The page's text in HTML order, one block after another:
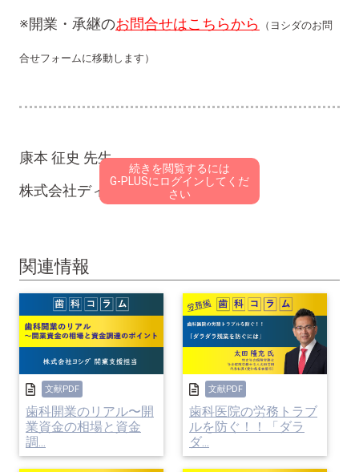
※開業・承継のお問合せはこちらから （ヨシダのお問
合せフォームに移動します）
康本 征史 先生
株式会社ディーアソシエイツ 顧問
第8回 小児歯科への取り組み方
昨年生まれた子供の数が80万人を下回ったことも
あり、政府は国を上げて少子化対策に乗り出しま
した。
社会保障においても、高齢者へ財源が多く割か
れ、子供に対する配分が少ないことを以前から指
続きを閲覧するには
G-PLUSにログインしてくだ
さい
関連情報
文献PDF
歯科開業のリアル〜開
業資金の相場と資金
調...
文献PDF
歯科医院の労務トラブ
ルを防ぐ！！「ダラ
ダ...